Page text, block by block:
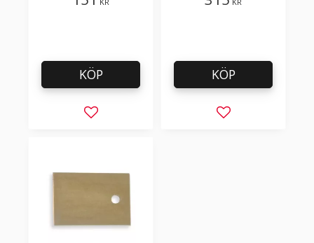
Lägg till i favoriter
KÖP
Lägg till i
KÖP